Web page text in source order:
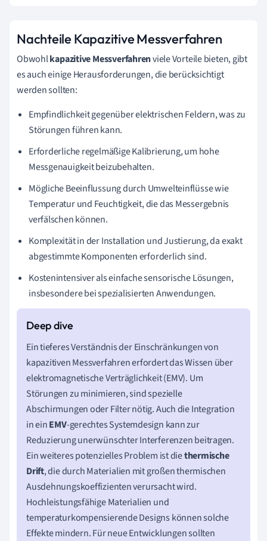
Nachteile Kapazitive Messverfahren
Obwohlkapazitive Messverfahrenviele Vorteile bieten, gibt
es auch einige Herausforderungen, die berücksichtigt
werden sollten:
Empfindlichkeit gegenüber elektrischen Feldern, was zu
Störungen führen kann.
Erforderliche regelmäßige Kalibrierung, um hohe
Messgenauigkeit beizubehalten.
Mögliche Beeinflussung durch Umwelteinflüsse wie
Temperatur und Feuchtigkeit, die das Messergebnis
verfälschen können.
Komplexität in der Installation und Justierung, da exakt
abgestimmte Komponenten erforderlich sind.
Kostenintensiver als einfache sensorische Lösungen,
insbesondere bei spezialisierten Anwendungen.
Ein tieferes Verständnis der Einschränkungen von
kapazitiven Messverfahren erfordert das Wissen über
elektromagnetische Verträglichkeit (EMV). Um
Störungen zu minimieren, sind spezielle
Abschirmungen oder Filter nötig. Auch die Integration
in einEMV-gerechtes Systemdesign kann zur
Reduzierung unerwünschter Interferenzen beitragen.
Ein weiteres potenzielles Problem ist diethermische
Drift, die durch Materialien mit großen thermischen
Ausdehnungskoeffizienten verursacht wird.
Hochleistungsfähige Materialien und
temperaturkompensierende Designs können solche
Effekte mindern. Für neue Entwicklungen sollten